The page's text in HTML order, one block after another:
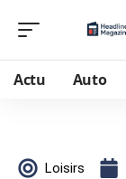
Actu Auto
Loisirs